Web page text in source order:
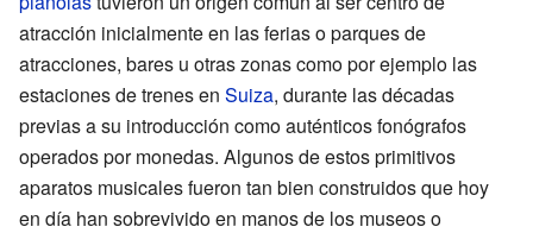
atracción inicialmente en las ferias o parques de
atracciones, bares u otras zonas como por ejemplo las
estaciones de trenes en Suiza, durante las décadas
previas a su introducción como auténticos fonógrafos
operados por monedas. Algunos de estos primitivos
aparatos musicales fueron tan bien construidos que hoy
en día han sobrevivido en manos de los museos o